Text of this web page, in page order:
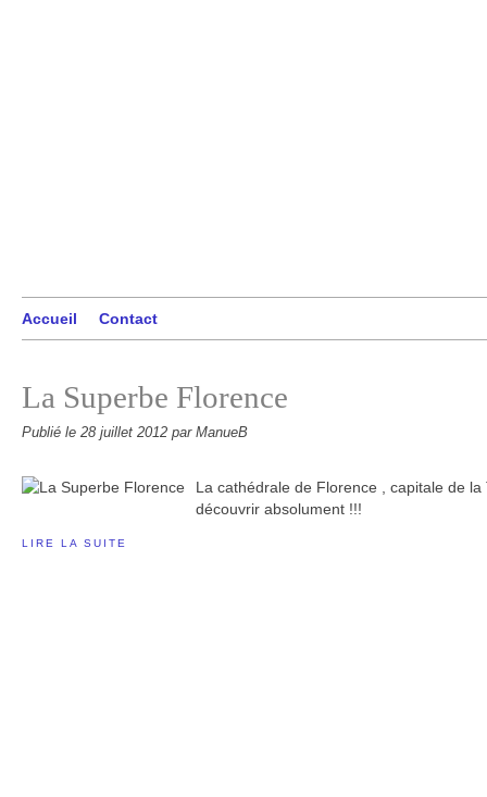
Accueil Contact
La Superbe Florence
Publié le 28 juillet 2012 par ManueB
La cathédrale de Florence , capitale de la
découvrir absolument !!!
LIRE LA SUITE